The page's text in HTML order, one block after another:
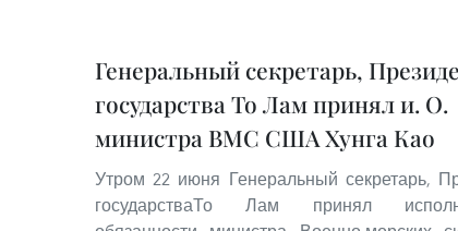
Генеральный секретарь,
государства То Лам принял и. О.
министра ВМС США Хунга Као
Утром 22 июня Генеральный секретарь,
государстваТо Лам принял